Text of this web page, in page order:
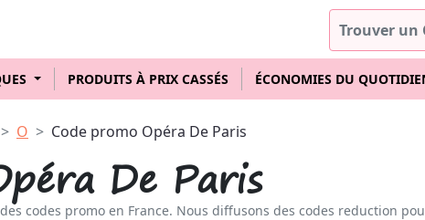
PRODUITS À PRIX CASSÉS ÉCONOMIES DU
O Code promo Opéra De Paris
De Paris
codes promo en France. Nous diffusons des codes reduction